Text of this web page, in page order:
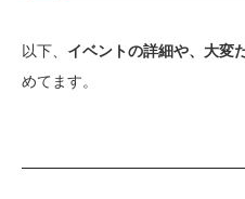
以下、 イベントの詳細や、大変
めてます。